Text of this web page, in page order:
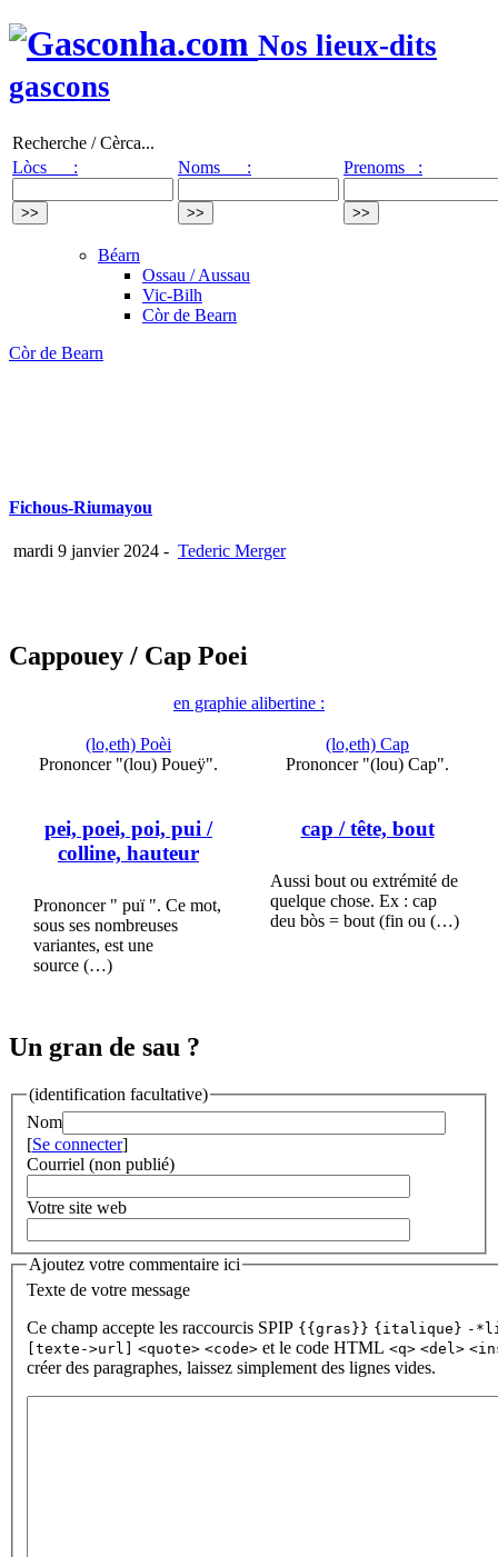
Nos lieux-dits
gascons
Recherche / Cèrca...
Lòcs :
Noms : Prenoms :
Béarn
Ossau / Aussau
Vic-Bilh
Còr de Bearn
Còr de Bearn
Fichous-Riumayou
mardi 9 janvier 2024 - Tederic Merger
Cappouey / Cap Poei
en graphie alibertine :
(lo,eth) Poèi
Prononcer "(lou) Poueÿ".
pei, poei, poi, pui /
colline, hauteur
Prononcer " puï ". Ce mot,
sous ses nombreuses
variantes, est une
source (…)
(lo,eth) Cap
Prononcer "(lou) Cap".
cap / tête, bout
Aussi bout ou extrémité de
quelque chose. Ex : cap
deu bòs = bout (fin ou (…)
Un gran de sau ?
(identification facultative)
Nom
[Se connecter]
Courriel (non publié)
Votre site web
Ajoutez votre commentaire ici
Texte de votre message
Ce champ accepte les raccourcis SPIP {{gras}} {italique} -
[texte->url]
<quote> <code> et le code HTML <q> <del>
créer des paragraphes, laissez simplement des lignes vides.